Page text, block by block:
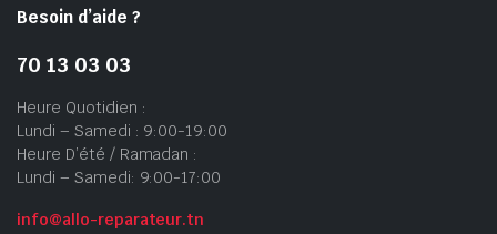
Besoin d’aide ?
70 13 03 03
Heure Quotidien :
Lundi – Samedi : 9:00-19:00
Heure D’été / Ramadan :
Lundi – Samedi: 9:00-17:00
info@allo-reparateur.tn